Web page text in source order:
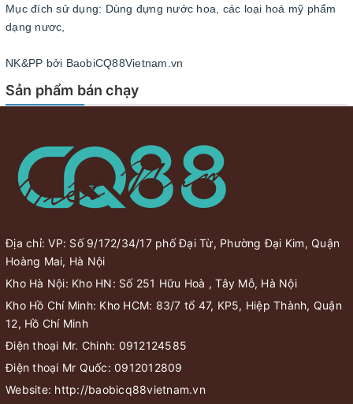
Mục đích sử dụng: Dùng đựng nước hoa, các loại hoá mỹ phẩm
dạng nươc,
NK&PP bởi BaobiCQ88Vietnam.vn
Sản phẩm bán chạy
Địa chỉ: VP: Số 9/172/34/17 phố Đại Từ, Phường Đại Kim, Quận
Hoàng Mai, Hà Nội
Kho Hà Nội: Kho HN: Số 251 Hữu Hoà , Tây Mỗ, Hà Nội
Kho Hồ Chí Minh: Kho HCM: 83/7 tổ 47, KP5, Hiệp Thành, Quận
12, Hồ Chí Minh
Điện thoại Mr. Chinh: 0912124585
Điện thoại Mr Quốc: 0912012809
Website: http://baobicq88vietnam.vn